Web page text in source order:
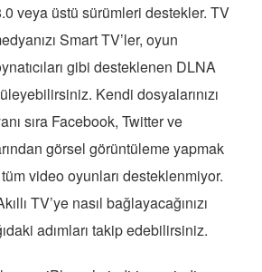
veya üstü sürümleri destekler. TV
Smart TV’ler, oyun
gibi desteklenen DLNA
Kendi dosyalarınızı
sıra Facebook, Twitter ve
görsel görüntüleme yapmak
video oyunları desteklenmiyor.
TV’ye nasıl bağlayacağınızı
adımları takip edebilirsiniz.